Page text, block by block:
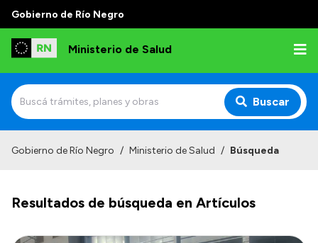
Gobierno de Río Negro
Ministerio de Salud
Buscar
Normativa y Funciones
Autoridades
Gobierno de Río Negro / Ministerio de Salud / Búsqueda
Resultados de búsqueda en Artículos